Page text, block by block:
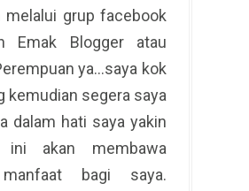
melalui grup facebook
Emak Blogger atau
ya…saya kok
kemudian segera saya
dalam hati saya yakin
ini akan membawa
bagi saya.